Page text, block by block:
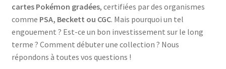
cartes Pokémon gradées, certifiées par des organismes
comme PSA, Beckett ou CGC. Mais pourquoi un tel
engouement ? Est-ce un bon investissement sur le long
terme ? Comment débuter une collection ? Nous
répondons à toutes vos questions !